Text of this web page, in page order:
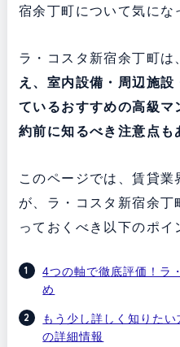
宿余丁町について気にな
ラ・コスタ新宿余丁町は
え、室内設備・周辺施
ているおすすめの高級マ
約前に知るべき注意点も
このページでは、賃貸
が、ラ・コスタ新宿余
っておくべき以下のポイ
4つの軸で徹底評価！ラ
め
もう少し詳しく知りた
の詳細情報